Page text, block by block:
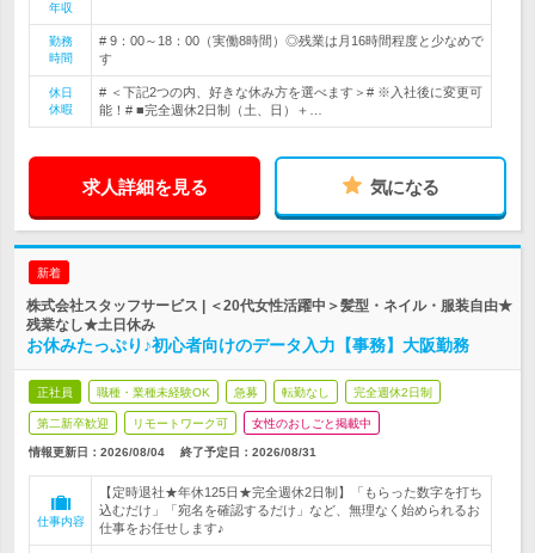
年収
勤務
時間
# 9：00～18：00（実働8時間）◎残業は月16時間程度と少なめで
す
休日
休暇
# ＜下記2つの内、好きな休み方を選べます＞# ※入社後に変更可
能！# ■完全週休2日制（土、日）＋…
求人詳細を見る 気になる
新着
株式会社スタッフサービス | ＜20代女性活躍中＞髪型・ネイル・服装自由★
残業なし★土日休み
お休みたっぷり♪初心者向けのデータ入力【事務】大阪勤務
正社員 職種・業種未経験OK 急募 転勤なし 完全週休2日制
第二新卒歓迎 リモートワーク可 女性のおしごと掲載中
情報更新日：2026/08/04 終了予定日： 2026/08/31
仕事内容
【定時退社★年休125日★完全週休2日制】「もらった数字を打ち
込むだけ」「宛名を確認するだけ」など、無理なく始められるお
仕事をお任せします♪